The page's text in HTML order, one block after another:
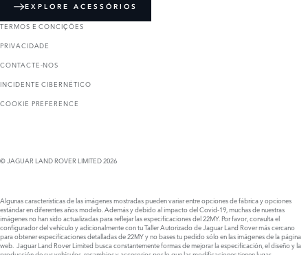
EXPLORE ACESSÓRIOS
TERMOS E CONCIҪÕES
PRIVACIDADE
CONTACTE-NOS
INCIDENTE CIBERNÉTICO
COOKIE PREFERENCE
© JAGUAR LAND ROVER LIMITED 2026
Algunas características de las imágenes mostradas pueden variar entre opciones de fábrica y opciones
estándar en diferentes años modelo. Además y debido al impacto del Covid-19, muchas de nuestras
imágenes no han sido actualizadas para reflejar las especificaciones del 22MY. Por favor, consulta el
configurador del vehículo y adicionalmente con tu Taller Autorizado de Jaguar Land Rover más cercano
para obtener especificaciones detalladas de 22MY y no bases tu pedido sólo en las imágenes de la página
web. Jaguar Land Rover Limited busca constantemente formas de mejorar la especificación, el diseño y la